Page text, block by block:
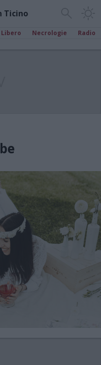
Ticino
Necrologie Radio